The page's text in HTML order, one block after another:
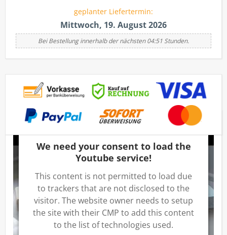
geplanter Liefertermin:
Mittwoch, 19. August 2026
Bei Bestellung innerhalb der nächsten 04:51 Stunden.
We need your consent to load the
Youtube service!
This content is not permitted to load due
to trackers that are not disclosed to the
visitor. The website owner needs to setup
the site with their CMP to add this content
to the list of technologies used.